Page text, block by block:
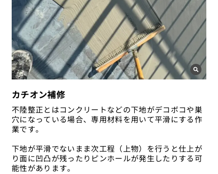
カチオン補修
不陸整正とはコンクリートなどの下地がデコボコや巣
穴になっている場合、専用材料を用いて平滑にする作
業です。
下地が平滑でないまま次工程（上物）を行うと仕上が
り面に凹凸が残ったりピンホールが発生したりする可
能性があります。